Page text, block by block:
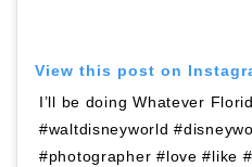
View this post on
I’ll be doing Whatever
#waltdisneyworld
#photographer #love #like